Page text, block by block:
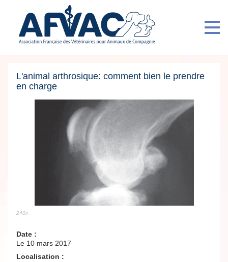
L'animal arthrosique: comment bien le prendre
en charge
240x
Date :
Le 10 mars 2017
Localisation :